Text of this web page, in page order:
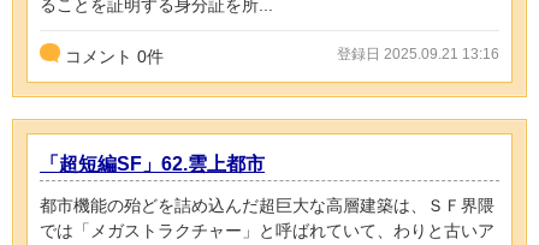
ることを証明する身分証を所...
コメント 0件 登録日 2025.09.21 13:16
「超短編SF」62.雲上都市
都市機能の殆どを詰め込んだ超巨大な高層建築は、ＳＦ界隈
では「メガストラクチャー」と呼ばれていて、わりと古いア